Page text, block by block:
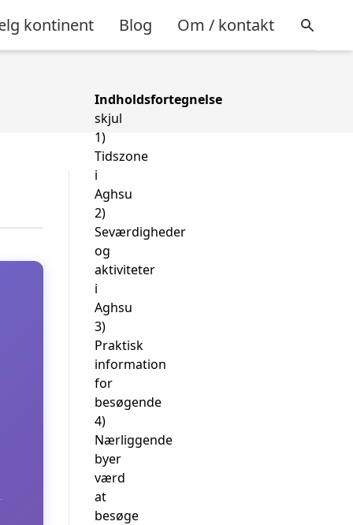
kontinent Blog Om / kontakt
Indholdsfortegnelse
skjul
1)
Tidszone
i
Aghsu
2)
Seværdigheder
og
aktiviteter
i
Aghsu
3)
Praktisk
information
for
besøgende
4)
Nærliggende
byer
værd
at
besøge